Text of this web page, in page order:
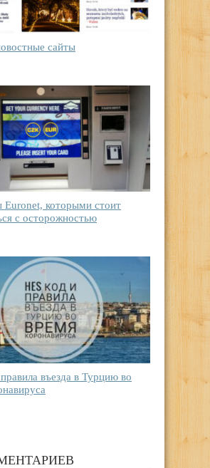
сайты
Euronet, которыми стоит
с осторожностью
въезда в Турцию во